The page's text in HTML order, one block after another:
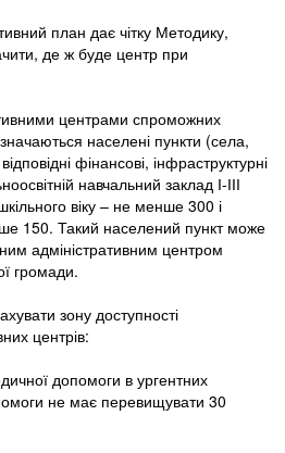
план дає чітку Методику,
де ж буде центр при
центрами спроможних
населені пункти (села,
фінансові, інфраструктурні
навчальний заклад І-ІІІ
віку – не менше 300 і
150. Такий населений пункт може
адміністративним центром
громади.
зону доступності
центрів:
допомоги в ургентних
не має перевищувати 30